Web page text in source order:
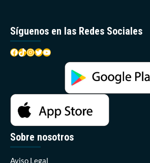
Síguenos en las Redes Sociales
Facebook
TikTok
Instagram
Twitter
YouTube
Sobre nosotros
Aviso Legal